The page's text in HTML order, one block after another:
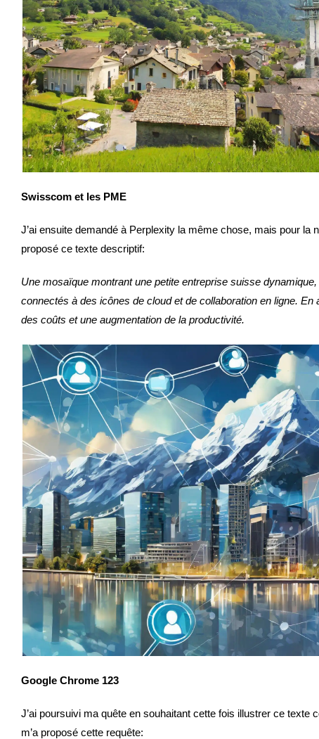
Swisscom et les PME
J’ai ensuite demandé à Perplexity la même chose, mais pour la
proposé ce texte descriptif:
Une mosaïque montrant une petite entreprise suisse
connectés à des icônes de cloud et de collaboration en ligne.
des coûts et une augmentation de la productivité.
Google Chrome 123
J’ai poursuivi ma quête en souhaitant cette fois illustrer ce texte
m’a proposé cette requête: